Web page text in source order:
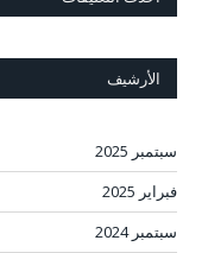
الأرشيف
سبتمبر 2025
فبراير 2025
سبتمبر 2024